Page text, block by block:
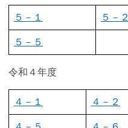
５ －１ ５－２
５－５
令和４年度
４－１ ４－２